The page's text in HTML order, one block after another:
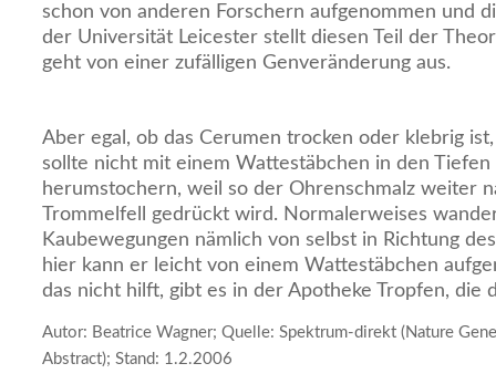
schon von anderen Forschern aufgenommen und
der Universität Leicester stellt diesen Teil der
geht von einer zufälligen Genveränderung aus.
Aber egal, ob das Cerumen trocken oder klebrig
sollte nicht mit einem Wattestäbchen in den Tiefen
herumstochern, weil so der Ohrenschmalz weiter
Trommelfell gedrückt wird. Normalerweises
Kaubewegungen nämlich von selbst in Richtung
hier kann er leicht von einem Wattestäbchen
das nicht hilft, gibt es in der Apotheke Tropfen, die
Autor: Beatrice Wagner; Quelle: Spektrum-direkt (Nature
Abstract); Stand: 1.2.2006